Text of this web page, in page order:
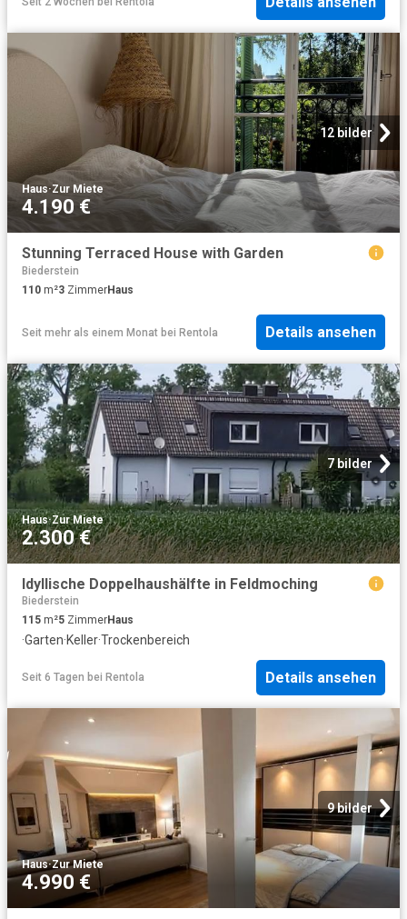
12 bilder
Haus·Zur Miete
4.190 €
Stunning Terraced House with Garden
Biederstein
110 m²3 ZimmerHaus
Seit mehr als einem Monat bei Rentola Details ansehen
7 bilder
Haus·Zur Miete
2.300 €
Idyllische Doppelhaushälfte in Feldmoching
Biederstein
115 m²5 ZimmerHaus
·Garten·Keller·Trockenbereich
Seit 6 Tagen bei Rentola Details ansehen
9 bilder
Haus·Zur Miete
4.990 €